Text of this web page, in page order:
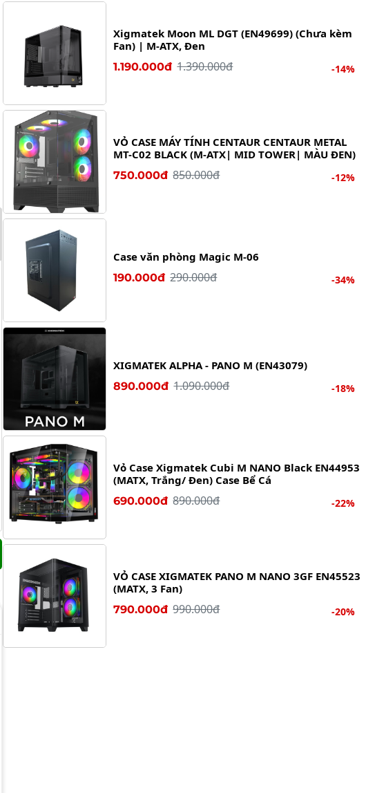
Xigmatek Moon ML DGT (EN49699) (Chưa kèm
Fan) | M-ATX, Đen
1.190.000đ 1.390.000đ -14%
VỎ CASE MÁY TÍNH CENTAUR CENTAUR METAL
MT-C02 BLACK (M-ATX| MID TOWER| MÀU ĐEN)
750.000đ 850.000đ -12%
Case văn phòng Magic M-06
190.000đ 290.000đ -34%
XIGMATEK ALPHA - PANO M (EN43079)
890.000đ 1.090.000đ -18%
Vỏ Case Xigmatek Cubi M NANO Black EN44953
(MATX, Trắng/ Đen) Case Bể Cá
690.000đ 890.000đ -22%
VỎ CASE XIGMATEK PANO M NANO 3GF EN45523
(MATX, 3 Fan)
790.000đ 990.000đ -20%